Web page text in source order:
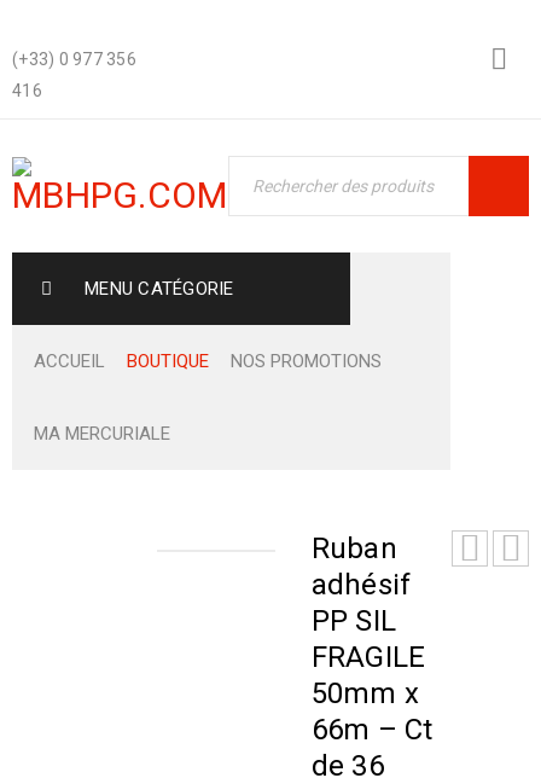
(+33) 0 977 356
416
MENU CATÉGORIE
ACCUEIL BOUTIQUE NOS PROMOTIONS
MA MERCURIALE
Ruban
adhésif
PP SIL
FRAGILE
50mm x
66m – Ct
de 36